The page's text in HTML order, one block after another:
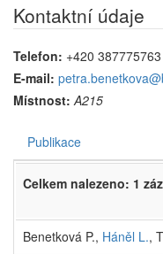
Kontaktní údaje
Telefon: +420 387775763
E-mail:
Místnost: A215
Publikace
Celkem nalezeno: 1
Benetková P., Háněl L.,